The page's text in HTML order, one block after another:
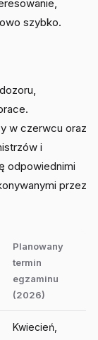
szybko.
w czerwcu oraz
i
odpowiednimi
przez
Planowany
termin
egzaminu
(2026)
Kwiecień,